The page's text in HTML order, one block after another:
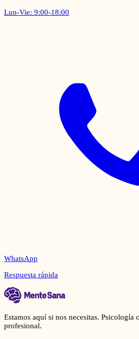
Lun-Vie: 9:00-18:00
WhatsApp
Respuesta rápida
Estamos aquí si nos necesitas. Psicología
profesional.